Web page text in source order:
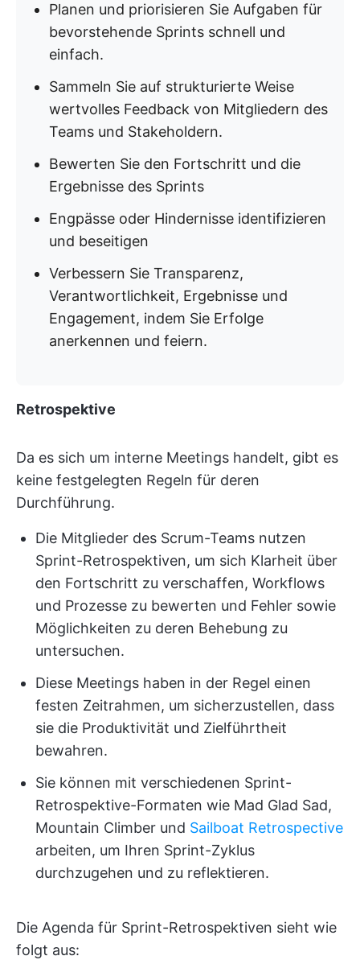
Planen und priorisieren Sie Aufgaben für
bevorstehende Sprints schnell und
einfach.
Sammeln Sie auf strukturierte Weise
wertvolles Feedback von Mitgliedern des
Teams und Stakeholdern.
Bewerten Sie den Fortschritt und die
Ergebnisse des Sprints
Engpässe oder Hindernisse identifizieren
und beseitigen
Verbessern Sie Transparenz,
Verantwortlichkeit, Ergebnisse und
Engagement, indem Sie Erfolge
anerkennen und feiern.
Retrospektive
Da es sich um interne Meetings handelt, gibt es
keine festgelegten Regeln für deren
Durchführung.
Die Mitglieder des Scrum-Teams nutzen
Sprint-Retrospektiven, um sich Klarheit über
den Fortschritt zu verschaffen, Workflows
und Prozesse zu bewerten und Fehler sowie
Möglichkeiten zu deren Behebung zu
untersuchen.
Diese Meetings haben in der Regel einen
festen Zeitrahmen, um sicherzustellen, dass
sie die Produktivität und Zielführtheit
bewahren.
Sie können mit verschiedenen Sprint-
Retrospektive-Formaten wie Mad Glad Sad,
Mountain Climber und Sailboat Retrospective
arbeiten, um Ihren Sprint-Zyklus
durchzugehen und zu reflektieren.
Die Agenda für Sprint-Retrospektiven sieht wie
folgt aus: